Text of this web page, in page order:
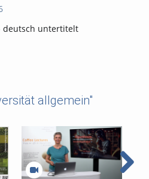
deutsch untertitelt
allgemein"